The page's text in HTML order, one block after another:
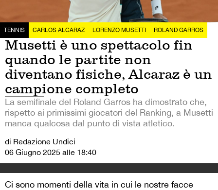
TENNIS CARLOS ALCARAZ LORENZO MUSETTI ROLAND GARROS
Musetti è uno spettacolo fin
quando le partite non
diventano fisiche, Alcaraz è un
campione completo
La semifinale del Roland Garros ha dimostrato che,
rispetto ai primissimi giocatori del Ranking, a Musetti
manca qualcosa dal punto di vista atletico.
di Redazione Undici
06 Giugno 2025 alle 18:40
Ci sono momenti della vita in cui le nostre facce